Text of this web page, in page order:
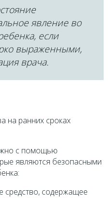
явление во
если
выраженными,
врача.
с помощью
являются безопасными
средство, содержащее